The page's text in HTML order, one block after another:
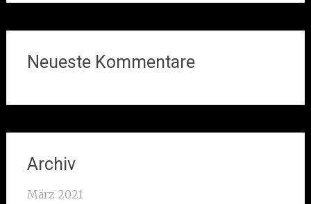
Neueste Kommentare
Archiv
März 2021